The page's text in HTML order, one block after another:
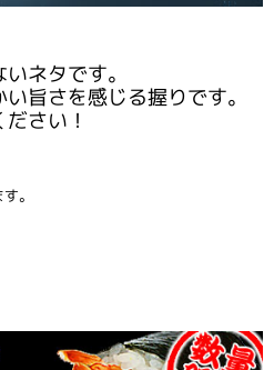
ネタです。
旨さを感じる握りです。
さい！
。